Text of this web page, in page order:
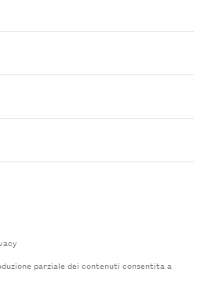
parziale dei contenuti consentita a